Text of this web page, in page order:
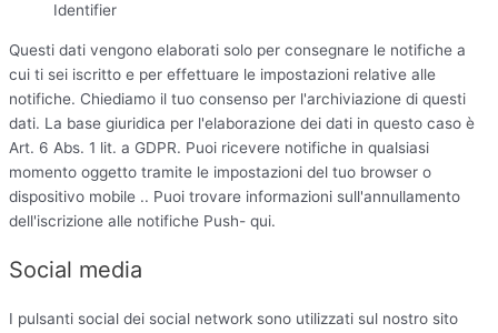
Identifier
Questi dati vengono elaborati solo per consegnare le notifiche a
cui ti sei iscritto e per effettuare le impostazioni relative alle
notifiche. Chiediamo il tuo consenso per l'archiviazione di questi
dati. La base giuridica per l'elaborazione dei dati in questo caso è
Art. 6 Abs. 1 lit. a GDPR. Puoi ricevere notifiche in qualsiasi
momento oggetto tramite le impostazioni del tuo browser o
dispositivo mobile .. Puoi trovare informazioni sull'annullamento
dell'iscrizione alle notifiche Push- qui.
Social media
I pulsanti social dei social network sono utilizzati sul nostro sito